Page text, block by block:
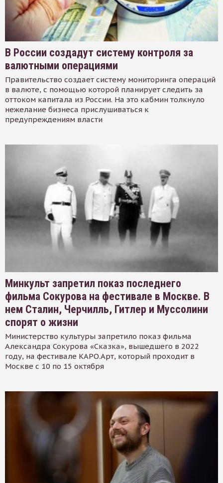
В России создадут систему контроля за
валютными операциями
Правительство создает систему мониторинга операций
в валюте, с помощью которой планирует следить за
оттоком капитала из России. На это кабмин толкнуло
нежелание бизнеса прислушиваться к
предупреждениям власти
Минкульт запретил показ последнего
фильма Сокурова на фестивале в Москве. В
нем Сталин, Черчилль, Гитлер и Муссолини
спорят о жизни
Министерство культуры запретило показ фильма
Александра Сокурова «Сказка», вышедшего в 2022
году, на фестивале КАРО.Арт, который проходит в
Москве с 10 по 15 октября